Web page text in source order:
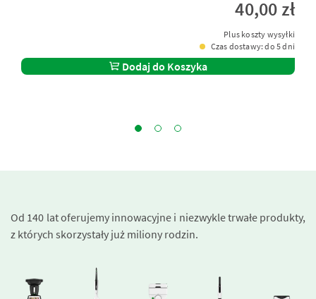
40,00 zł
Plus koszty wysyłki
Czas dostawy: do 5 dni
Dodaj do Koszyka
Od 140 lat oferujemy innowacyjne i niezwykle trwałe produkty,
z których skorzystały już miliony rodzin.